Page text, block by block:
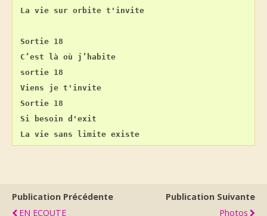
La vie sur orbite t'invite
Sortie 18
C’est là où j’habite
sortie 18
Viens je t'invite
Sortie 18
Si besoin d'exit
La vie sans limite existe
Publication Précédente
EN ECOUTE
Publication Suivante
Photos